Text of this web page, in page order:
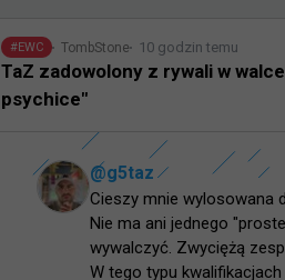
#EWC TombStone 10 godzin temu
TaZ zadowolony z rywali w
psychice"
@g5taz
Cieszy mnie wylosowana
Nie ma ani jednego
wywalczyć. Zwyciężą
W tego typu